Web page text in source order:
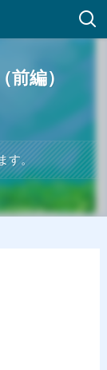
編）
す。